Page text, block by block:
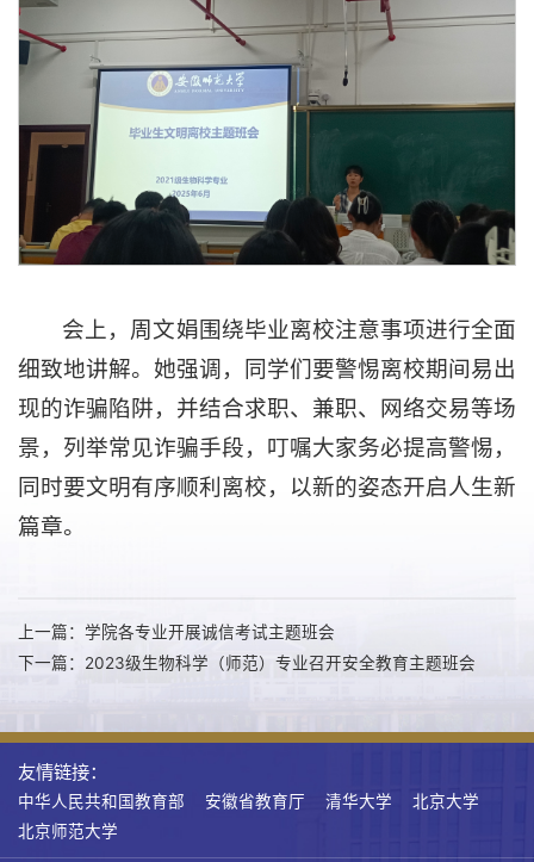
会上，周文娟围绕毕业离校注意事项进行全面
细致地讲解。她强调，同学们要警惕离校期间易出
现的诈骗陷阱，并结合求职、兼职、网络交易等场
景，列举常见诈骗手段，叮嘱大家务必提高警惕，
同时要文明有序顺利离校，以新的姿态开启人生新
篇章。
上一篇：学院各专业开展诚信考试主题班会
下一篇：2023级生物科学（师范）专业召开安全教育主题班会
友情链接：
中华人民共和国教育部 安徽省教育厅 清华大学
北京大学
北京师范大学